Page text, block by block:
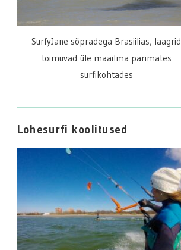
SurfyJane sõpradega Brasiilias, laagrid
toimuvad üle maailma parimates
surfikohtades
Lohesurfi koolitused